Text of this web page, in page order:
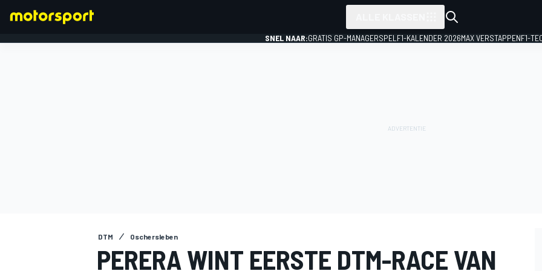
SNEL NAAR:GRATIS GP-MANAGERSPEL F1-KALENDER 2026MAX VERSTAPPENF1-
DTM Oschersleben
PERERA WINT EERSTE DTM-RACE VAN